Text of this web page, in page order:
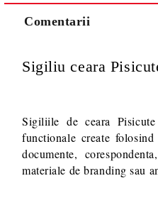
Va multumim! Veti fi contactat
suplimentare necesare procesarii
Comentarii
Sigiliu ceara
Sigiliile de ceara
functionale create
documente,
materiale de branding sau